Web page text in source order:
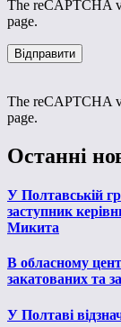
The reCAPTCHA
page.
The reCAPTCHA
page.
Останні
У Полтавській
заступник
Микита
В обласному
закатованих та
У Полтаві